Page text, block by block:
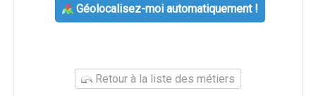
Géolocalisez-moi automatiquement !
Retour à la liste des métiers